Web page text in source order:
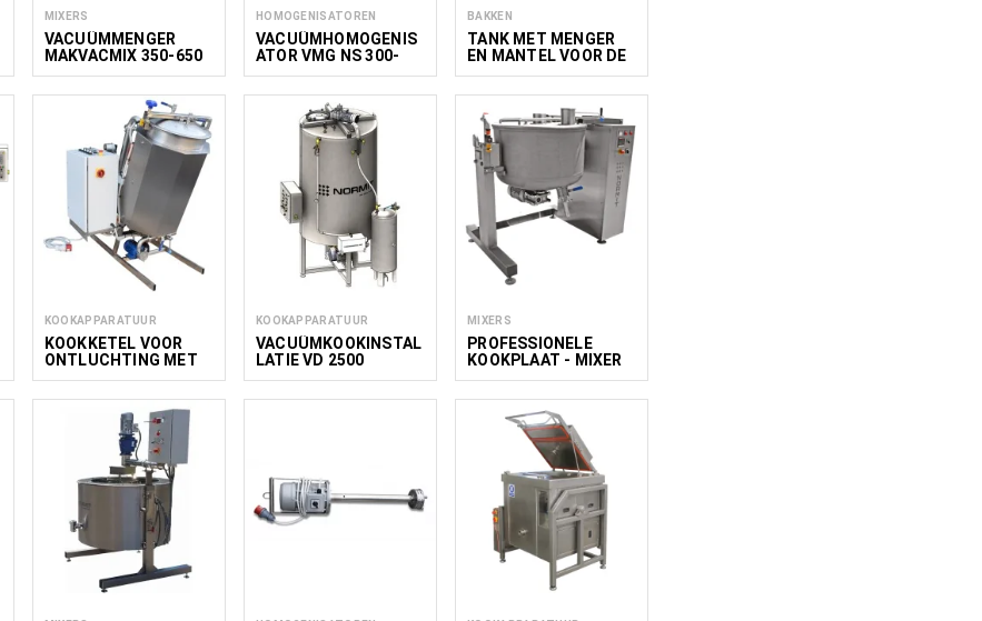
MIXERS
VACUÜMMENGER
MAKVACMIX 350-650
HOMOGENISATOREN
VACUÜMHOMOGENIS
ATOR VMG NS 300-
650
BAKKEN
TANK MET MENGER
EN MANTEL VOOR DE
THERMISCHE DRAGER
KOOKAPPARATUUR
KOOKKETEL VOOR
ONTLUCHTING MET
MANTEL EN MIXER
KOOKAPPARATUUR
VACUÜMKOOKINSTAL
LATIE VD 2500
MIXERS
PROFESSIONELE
KOOKPLAAT - MIXER
HSM 300